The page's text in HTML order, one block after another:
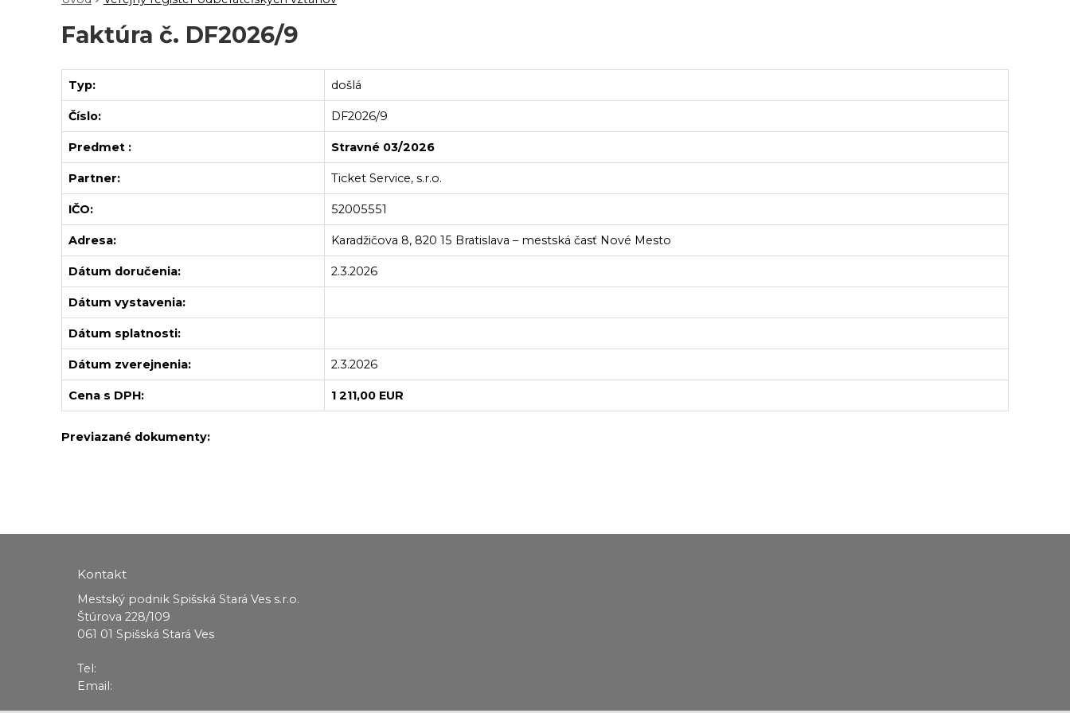
Faktúra č. DF2026/9
Typ: došlá
Číslo: DF2026/9
Predmet : Stravné 03/2026
Partner: Ticket Service, s.r.o.
IČO: 52005551
Adresa: Karadžičova 8, 820 15 Bratislava – mestská časť Nové Mesto
Dátum doručenia: 2.3.2026
Dátum vystavenia:
Dátum splatnosti:
Dátum zverejnenia: 2.3.2026
Cena s DPH: 1 211,00 EUR
Previazané dokumenty:
Kontakt
Mestský podnik Spišská Stará Ves s.r.o.
Štúrova 228/109
061 01 Spišská Stará Ves
Tel:
Email: